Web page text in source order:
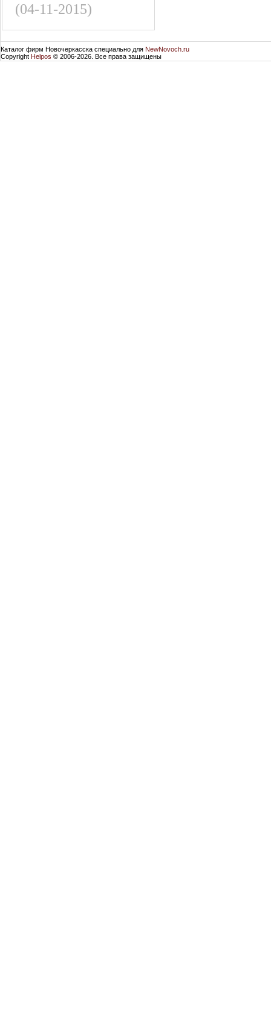
(04-11-2015)
Каталог фирм Новочеркасска специально для NewNovoch.ru
Copyright Helpos © 2006-2026. Все права защищены